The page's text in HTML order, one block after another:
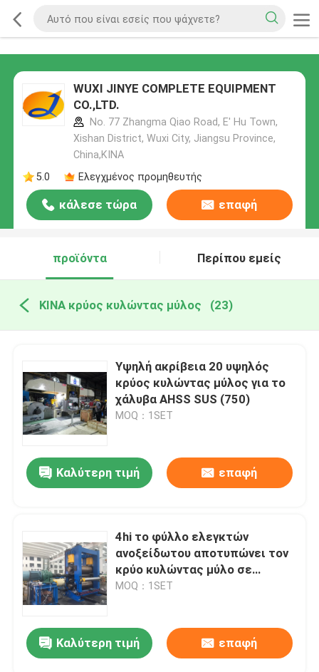
WUXI JINYE COMPLETE EQUIPMENT
CO.,LTD.
No. 77 Zhangma Qiao Road, E' Hu Town,
Xishan District, Wuxi City, Jiangsu Province,
China,ΚΙΝΑ
5.0
Ελεγχμένος προμηθευτής
κάλεσε τώρα επαφή
προϊόντα Περίπου εμείς
ΚΙΝΑ κρύος κυλώντας μύλος (23)
Υψηλή ακρίβεια 20 υψηλός
κρύος κυλώντας μύλος για το
χάλυβα AHSS SUS (750)
MOQ：1SET
Καλύτερη τιμή επαφή
4hi το φύλλο ελεγκτών
ανοξείδωτου αποτυπώνει τον
κρύο κυλώντας μύλο σε
ανάγλυφο (1400)
MOQ：1SET
Καλύτερη τιμή επαφή